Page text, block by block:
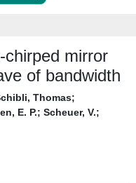
chirped mirror
of bandwidth
Thomas;
E. P.; Scheuer, V.;